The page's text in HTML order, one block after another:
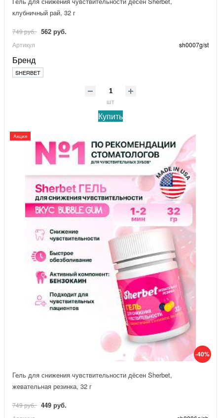
клубничный рай, 32 г
749 руб. 562 руб.
Артикул sh0007g/st
Бренд
SHERBET
шт
Купить
-40%
Акция
Гель для снижения чувствительности дёсен Sherbet,
жевательная резинка, 32 г
749 руб. 449 руб.